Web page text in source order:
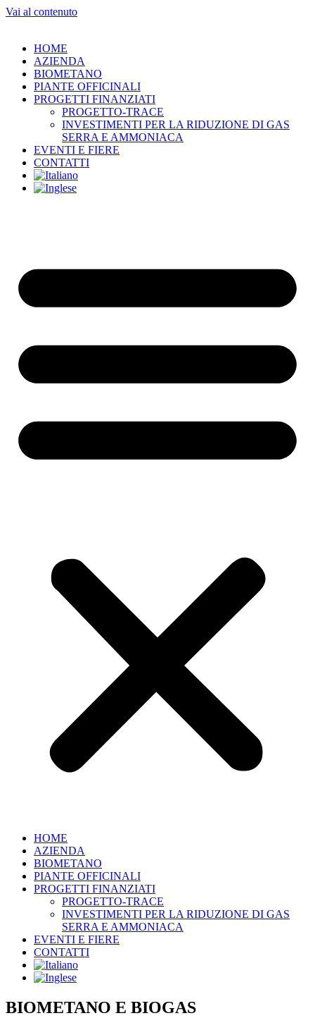
Vai al contenuto
HOME
AZIENDA
BIOMETANO
PIANTE OFFICINALI
PROGETTI FINANZIATI
PROGETTO-TRACE
INVESTIMENTI PER LA RIDUZIONE DI GAS
SERRA E AMMONIACA
EVENTI E FIERE
CONTATTI
HOME
AZIENDA
BIOMETANO
PIANTE OFFICINALI
PROGETTI FINANZIATI
PROGETTO-TRACE
INVESTIMENTI PER LA RIDUZIONE DI GAS
SERRA E AMMONIACA
EVENTI E FIERE
CONTATTI
BIOMETANO E BIOGAS